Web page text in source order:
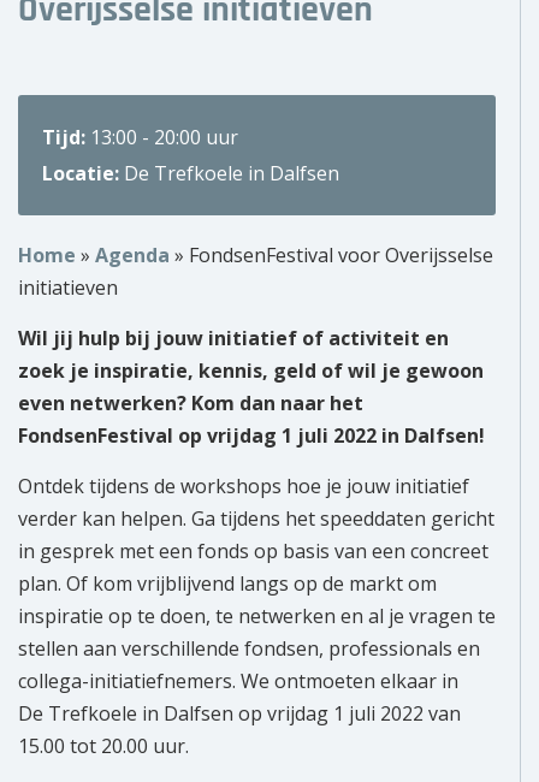
Contact
Zoek
naar:
Overijsselse initiatieven
Tijd: 13:00 - 20:00 uur
Locatie: De Trefkoele in Dalfsen
Home » Agenda » FondsenFestival voor Overijsselse
initiatieven
Wil jij hulp bij jouw initiatief of activiteit en
zoek je inspiratie, kennis, geld of wil je gewoon
even netwerken? Kom dan naar het
FondsenFestival op vrijdag 1 juli 2022 in Dalfsen!
Ontdek tijdens de workshops hoe je jouw initiatief
verder kan helpen. Ga tijdens het speeddaten gericht
in gesprek met een fonds op basis van een concreet
plan. Of kom vrijblijvend langs op de markt om
inspiratie op te doen, te netwerken en al je vragen te
stellen aan verschillende fondsen, professionals en
collega-initiatiefnemers. We ontmoeten elkaar in
De Trefkoele in Dalfsen op vrijdag 1 juli 2022 van
15.00 tot 20.00 uur.